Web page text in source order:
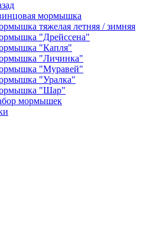
мормышка
тяжелая летняя / зимняя
"Дрейссена"
"Капля"
"Личинка"
"Муравей"
"Уралка"
"Шар"
мормышек